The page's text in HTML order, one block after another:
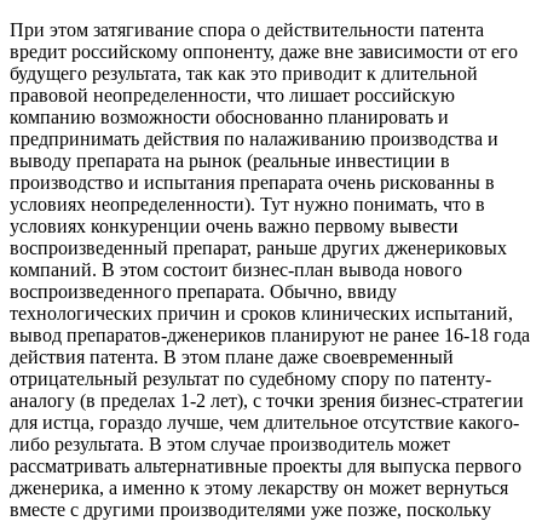
При этом затягивание спора о действительности патента
вредит российскому оппоненту, даже вне зависимости от его
будущего результата, так как это приводит к длительной
правовой неопределенности, что лишает российскую
компанию возможности обоснованно планировать и
предпринимать действия по налаживанию производства и
выводу препарата на рынок (реальные инвестиции в
производство и испытания препарата очень рискованны в
условиях неопределенности). Тут нужно понимать, что в
условиях конкуренции очень важно первому вывести
воспроизведенный препарат, раньше других дженериковых
компаний. В этом состоит бизнес-план вывода нового
воспроизведенного препарата. Обычно, ввиду
технологических причин и сроков клинических испытаний,
вывод препаратов-дженериков планируют не ранее 16-18 года
действия патента. В этом плане даже своевременный
отрицательный результат по судебному спору по патенту-
аналогу (в пределах 1-2 лет), с точки зрения бизнес-стратегии
для истца, гораздо лучше, чем длительное отсутствие какого-
либо результата. В этом случае производитель может
рассматривать альтернативные проекты для выпуска первого
дженерика, а именно к этому лекарству он может вернуться
вместе с другими производителями уже позже, поскольку